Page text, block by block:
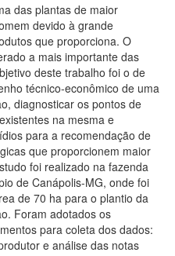
das plantas de maior
devido à grande
que proporciona. O
a mais importante das
deste trabalho foi o de
técnico-econômico de uma
diagnosticar os pontos de
na mesma e
para a recomendação de
que proporcionem maior
foi realizado na fazenda
de Canápolis-MG, onde foi
de 70 ha para o plantio da
Foram adotados os
para coleta dos dados:
e análise das notas